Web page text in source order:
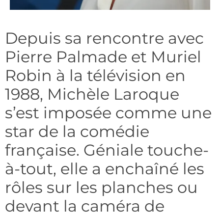
Depuis sa rencontre avec
Pierre Palmade et Muriel
Robin à la télévision en
1988, Michèle Laroque
s’est imposée comme une
star de la comédie
française. Géniale touche-
à-tout, elle a enchaîné les
rôles sur les planches ou
devant la caméra de